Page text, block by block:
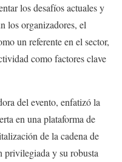
los desafíos actuales y
los organizadores, el
un referente en el sector,
como factores clave
del evento, enfatizó la
en una plataforma de
de la cadena de
privilegiada y su robusta